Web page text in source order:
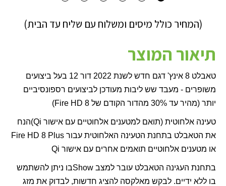
(המחיר כולל מיסים ומשלוח עם שליח עד הבית)
תיאור המוצר
טאבלט 8 אינץ' דגם חדש לשנת 2022 דור 12 בעל ביצועים
משופרים - מעבד שש ליבות מעודכן לביצועים רספונסיביים
יותר (מהיר עד 30% מהדור הקודם של
Fire HD 8
)
טעינה אלחוטית (תואם למטענים אלחוטיים עם אישור (Qiהנח
את הטאבלט בתחנת הטעינה האלחוטית עבור Fire HD 8 Plus
או מטענים אלחוטיים תואמים אחרים עם אישור Qi
בתחנת העגינה הטאבלט עובר למצב Showבו ניתן להשתמש
בו ללא ידיים. לבקש מאלקסה להציג חדשות, לבדוק את מזג